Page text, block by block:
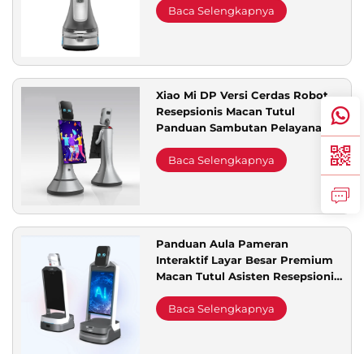
Ruang Pameran, Perpustakaan,
dan Kantor Penjualan
Baca Selengkapnya
Xiao Mi DP Versi Cerdas Robot
Resepsionis Macan Tutul
Panduan Sambutan Pelayanan
Pelayanan
Baca Selengkapnya
Panduan Aula Pameran
Interaktif Layar Besar Premium
Macan Tutul Asisten Resepsionis
Promosi
Baca Selengkapnya